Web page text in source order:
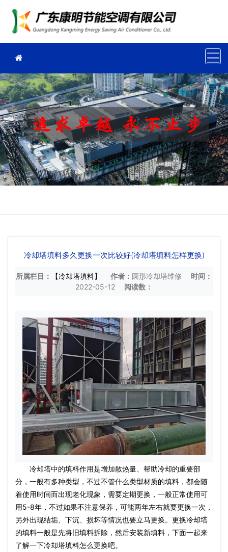
冷却塔填料多久更换一次比较好(冷却塔填料怎样更换)
所属栏目： 【冷却塔填料】 作者： 圆形冷却塔维修
时间：
2022-05-12
阅读数：
冷却塔中的填料作用是增加散热量、帮助冷却的重要部
分，一般有多种类型，不过不管什么类型材质的填料，都会随
着使用时间而出现老化现象，需要定期更换，一般正常使用可
用5-8年，不过如果不注意保养，可能两年左右就要更换一次，
另外出现结垢、下沉、损坏等情况也要立马更换。更换冷却塔
的填料一般是先将旧填料拆除，然后安装新填料，下面一起来
了解一下冷却塔填料怎么更换吧。